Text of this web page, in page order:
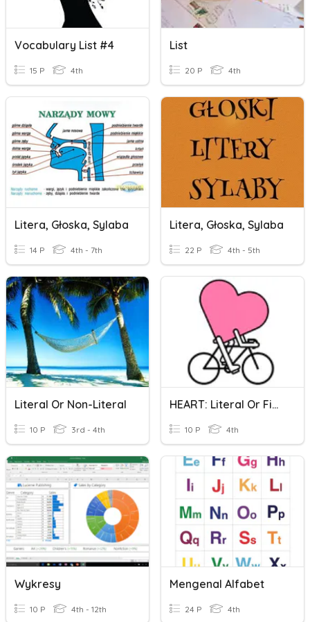
Vocabulary List #4
15 P 4th
List
20 P 4th
Litera, Głoska, Sylaba
14 P 4th - 7th
Litera, Głoska, Sylaba
22 P 4th - 5th
Literal Or Non-Literal
10 P 3rd - 4th
HEART: Literal Or Figurative
10 P 4th
Wykresy
10 P 4th - 12th
Mengenal Alfabet
24 P 4th